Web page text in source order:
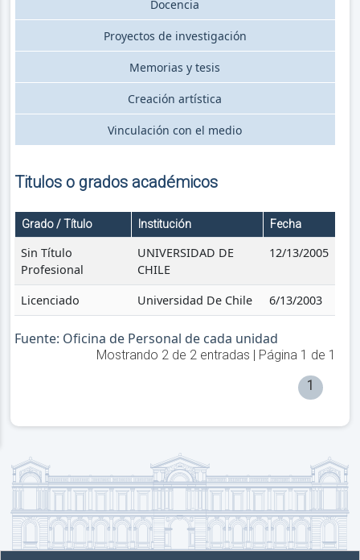
Docencia
Proyectos de investigación
Memorias y tesis
Creación artística
Vinculación con el medio
Titulos o grados académicos
Grado / Título Institución Fecha
Sin Título
Profesional
UNIVERSIDAD DE
CHILE
12/13/2005
Licenciado Universidad De Chile 6/13/2003
Fuente: Oficina de Personal de cada unidad
Mostrando 2de 2entradas | Página 1 de 1
1